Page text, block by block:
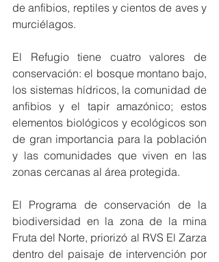
de anfibios, reptiles y cientos de aves y
murciélagos.
El Refugio tiene cuatro valores de
conservación: el bosque montano bajo,
los sistemas hídricos, la comunidad de
anfibios y el tapir amazónico; estos
elementos biológicos y ecológicos son
de gran importancia para la población
y las comunidades que viven en las
zonas cercanas al área protegida.
El Programa de conservación de la
biodiversidad en la zona de la mina
Fruta del Norte, priorizó al RVS El Zarza
dentro del paisaje de intervención por